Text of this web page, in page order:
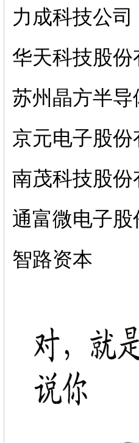
力成科技公司
华天科技股份
苏州晶方半导
京元电子股份
南茂科技股份
通富微电子股
智路资本